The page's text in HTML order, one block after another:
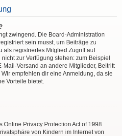
zwingend. Die Board-Administration
sein musst, um Beiträge zu
als registriertes Mitglied Zugriff auf
zur Verfügung stehen: zum Beispiel
Mail-Versand an andere Mitglieder, Beitritt
empfehlen dir eine Anmeldung, da sie
Vorteile bietet.
Online Privacy Protection Act of 1998
von Kindern im Internet von